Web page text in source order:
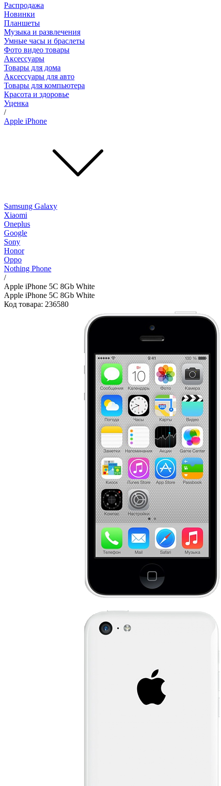
Распродажа
Новинки
Планшеты
Музыка и развлечения
Умные часы и браслеты
Фото видео товары
Аксессуары
Товары для дома
Аксессуары для авто
Товары для компьютера
Красота и здоровье
Уценка
/
Apple iPhone
Samsung Galaxy
Xiaomi
Oneplus
Google
Sony
Honor
Oppo
Nothing Phone
/
Apple iPhone 5C 8Gb White
Apple iPhone 5C 8Gb White
Код товара: 236580